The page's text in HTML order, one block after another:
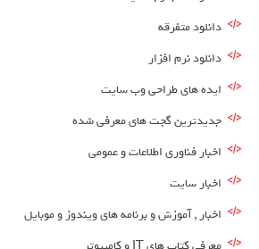
دانلود متفرقه
دانلود نرم افزار
ایده های طراحی وب سایت
جدیدترین گجت های معرفی شده
اخبار فناوری اطلاعات و عمومی
اخبار سایت
اخبار , آموزش و برنامه های ویندوز و موبایل